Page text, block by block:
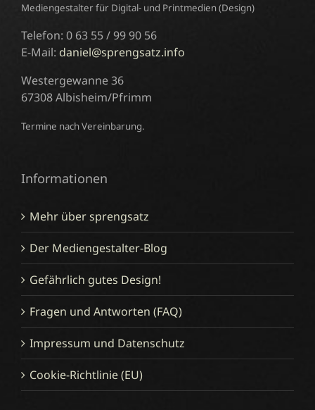
Mediengestalter für Digital- und Printmedien (Design)
Telefon: 0 63 55 / 99 90 56
E-Mail: daniel@sprengsatz.info
Westergewanne 36
67308 Albisheim/Pfrimm
Termine nach Vereinbarung.
Informationen
Mehr über sprengsatz
Der Mediengestalter-Blog
Gefährlich gutes Design!
Fragen und Antworten (FAQ)
Impressum und Datenschutz
Cookie-Richtlinie (EU)